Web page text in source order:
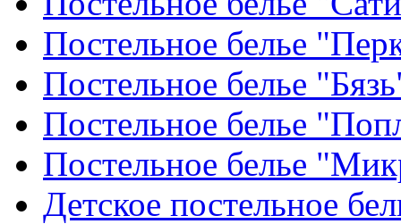
Постельное белье
Постельное белье
Постельное белье
Постельное белье
Детское постельное